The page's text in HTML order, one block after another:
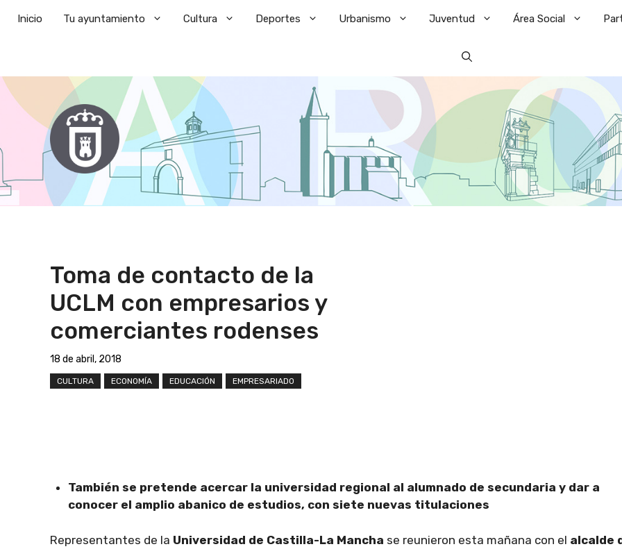
Inicio Tu ayuntamiento Cultura Deportes Urbanismo Juventud Área Social
Toma de contacto de la
UCLM con empresarios y
comerciantes rodenses
18 de abril, 2018
CULTURA ECONOMÍA EDUCACIÓN EMPRESARIADO
También se pretende acercar la universidad regional al alumnado de secundaria y dar a
conocer el amplio abanico de estudios, con siete nuevas titulaciones
Representantes de la Universidad de Castilla-La Mancha se reunieron esta mañana con el alcalde